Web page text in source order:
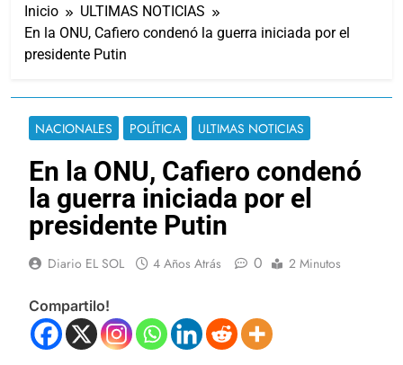
Inicio
ULTIMAS NOTICIAS
En la ONU, Cafiero condenó la guerra iniciada por el
presidente Putin
NACIONALES POLÍTICA ULTIMAS NOTICIAS
En la ONU, Cafiero condenó
la guerra iniciada por el
presidente Putin
Diario EL SOL 4 Años Atrás 0 2 Minutos
Compartilo!